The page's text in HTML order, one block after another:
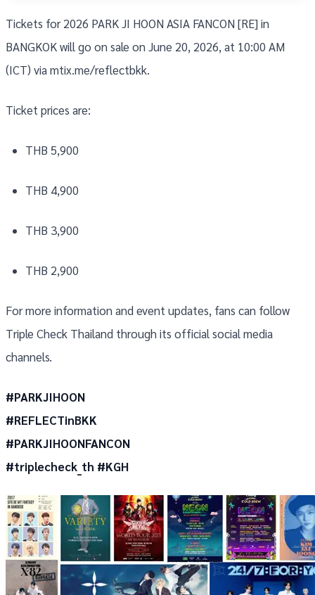
Tickets for 2026 PARK JI HOON ASIA FANCON [RE] in
BANGKOK will go on sale on June 20, 2026, at 10:00 AM
(ICT) via mtix.me/reflectbkk.
Ticket prices are:
THB 5,900
THB 4,900
THB 3,900
THB 2,900
For more information and event updates, fans can follow
Triple Check Thailand through its official social media
channels.
#PARKJIHOON
#REFLECTinBKK
#PARKJIHOONFANCON
#triplecheck_th #KGH